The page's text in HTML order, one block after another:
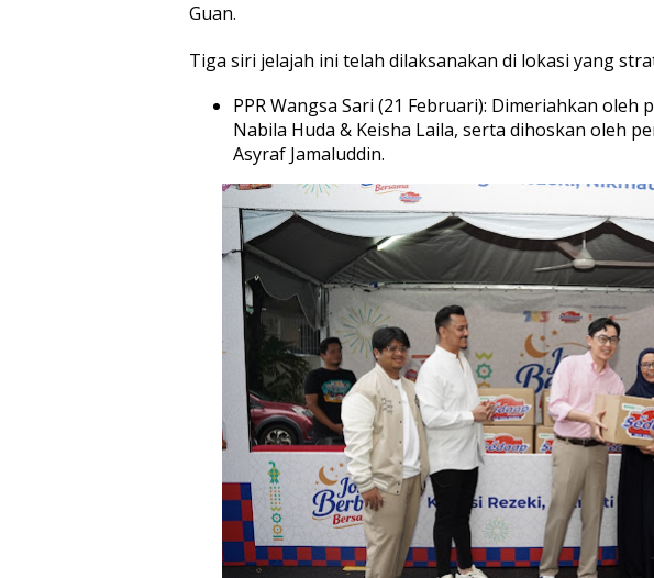
Guan.
Tiga siri jelajah ini telah dilaksanakan di lokasi yang
PPR Wangsa Sari (21 Februari): Dimeriahkan
Nabila Huda & Keisha Laila, serta dihoskan oleh
Asyraf Jamaluddin.